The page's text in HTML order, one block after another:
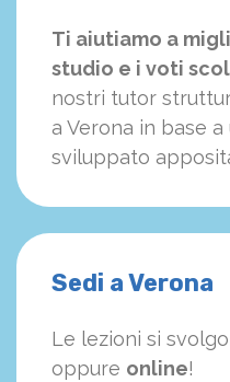
Ti aiutiamo a
studio e i voti
nostri tutor
a Verona in base
sviluppato
Sedi a Verona
Le lezioni si
oppure online!